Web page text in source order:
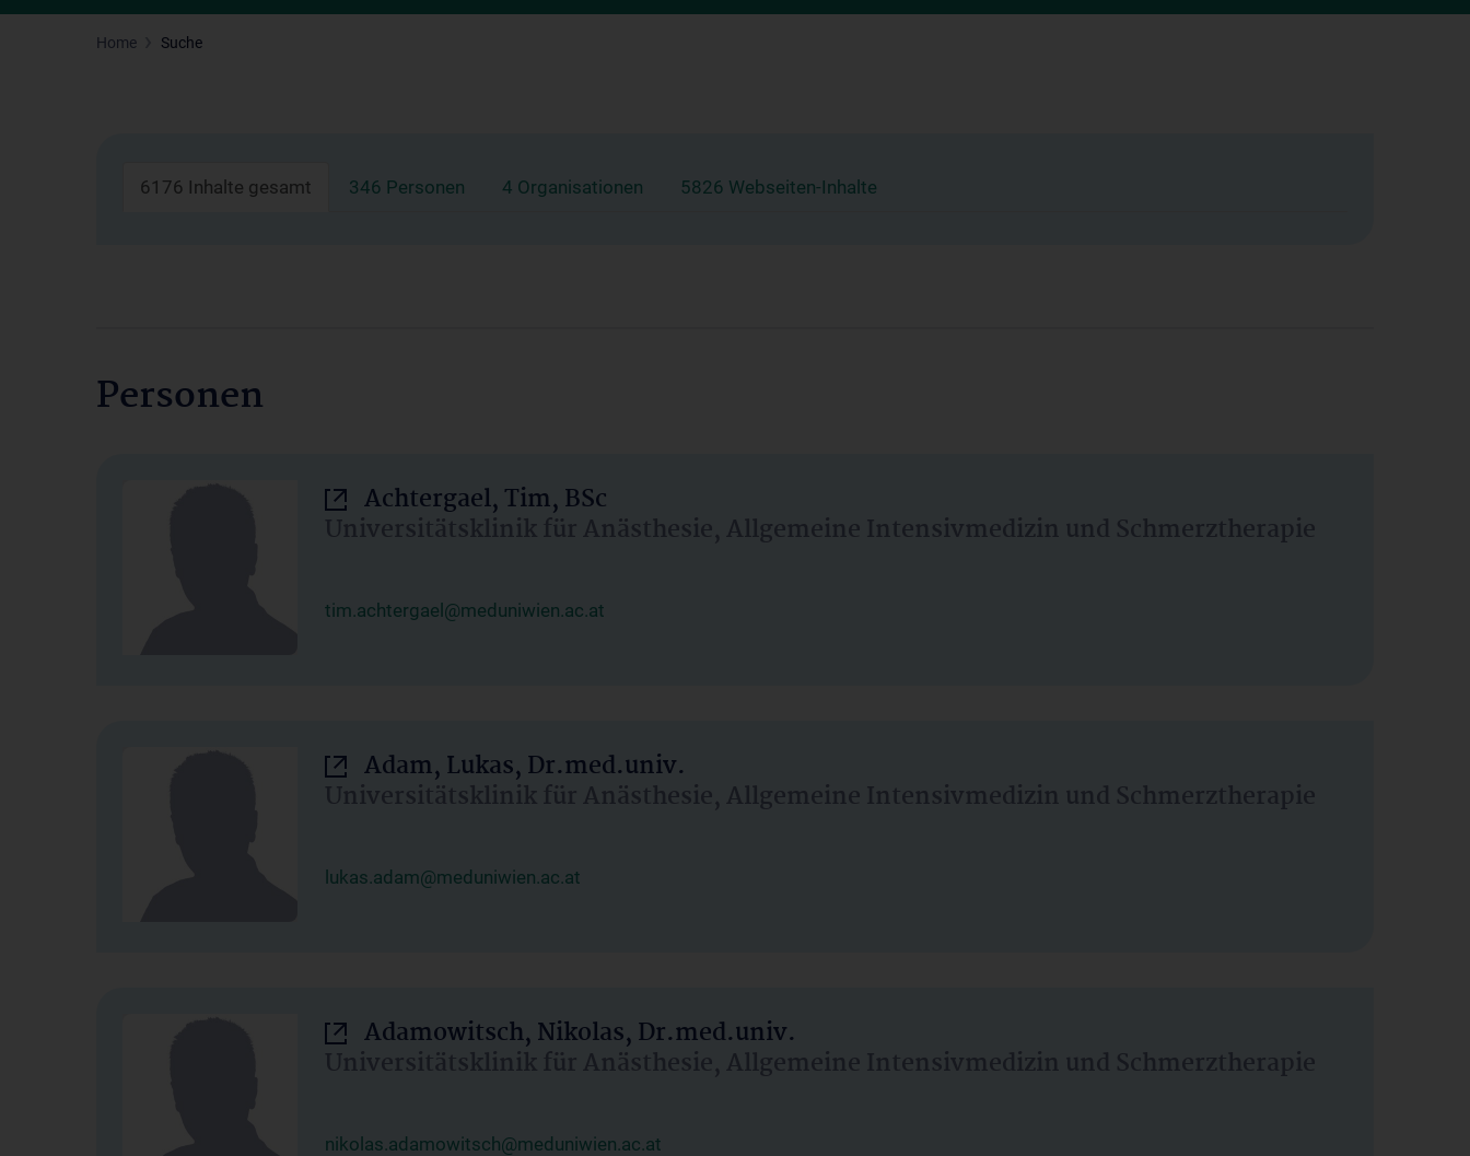
Home Suche
6176 Inhalte gesamt 346 Personen 4 Organisationen 5826 Webseiten-Inhalte
Personen
Achtergael, Tim, BSc
Universitätsklinik für Anästhesie, Allgemeine Intensivmedizin und Schmerztherapie
tim.achtergael@meduniwien.ac.at
Adam, Lukas, Dr.med.univ.
Universitätsklinik für Anästhesie, Allgemeine Intensivmedizin und Schmerztherapie
lukas.adam@meduniwien.ac.at
Adamowitsch, Nikolas, Dr.med.univ.
Universitätsklinik für Anästhesie, Allgemeine Intensivmedizin und Schmerztherapie
nikolas.adamowitsch@meduniwien.ac.at